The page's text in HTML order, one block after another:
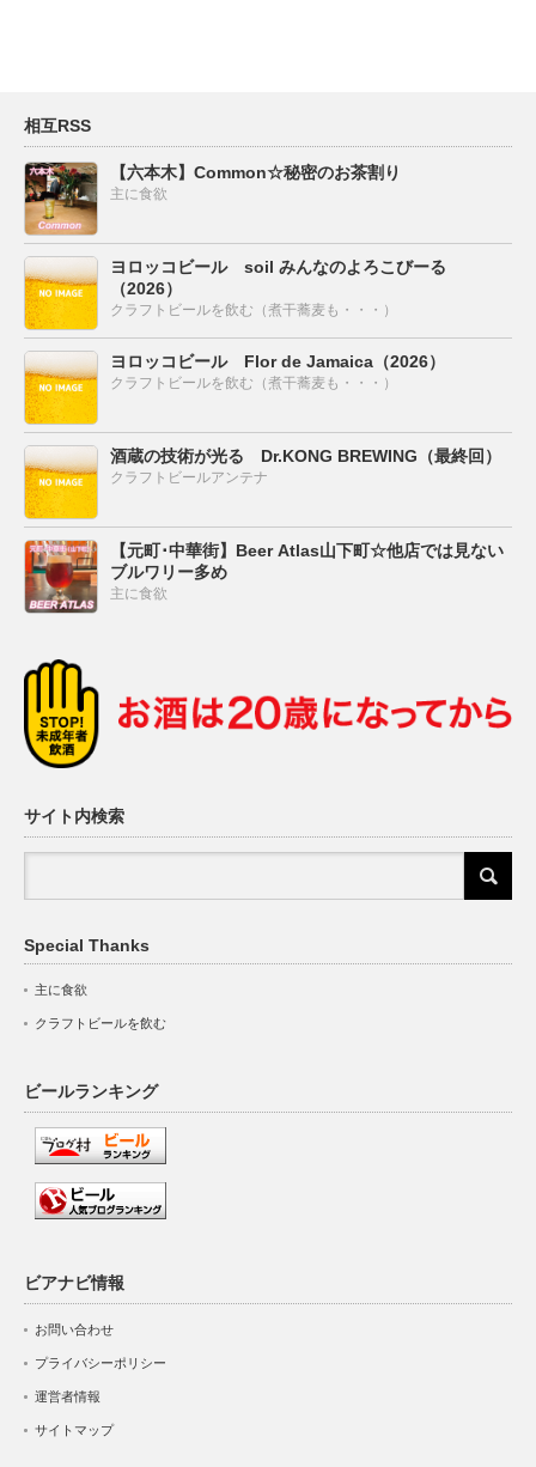
相互RSS
【六本木】Common☆秘密のお茶割り
主に食欲
ヨロッコビール soil みんなのよろこびーる
（2026）
クラフトビールを飲む（煮干蕎麦も・・・）
ヨロッコビール Flor de Jamaica（2026）
クラフトビールを飲む（煮干蕎麦も・・・）
酒蔵の技術が光る Dr.KONG BREWING（最終回）
クラフトビールアンテナ
【元町･中華街】Beer Atlas山下町☆他店では見ない
ブルワリー多め
主に食欲
サイト内検索
Special Thanks
主に食欲
クラフトビールを飲む
ビールランキング
ビアナビ情報
お問い合わせ
プライバシーポリシー
運営者情報
サイトマップ